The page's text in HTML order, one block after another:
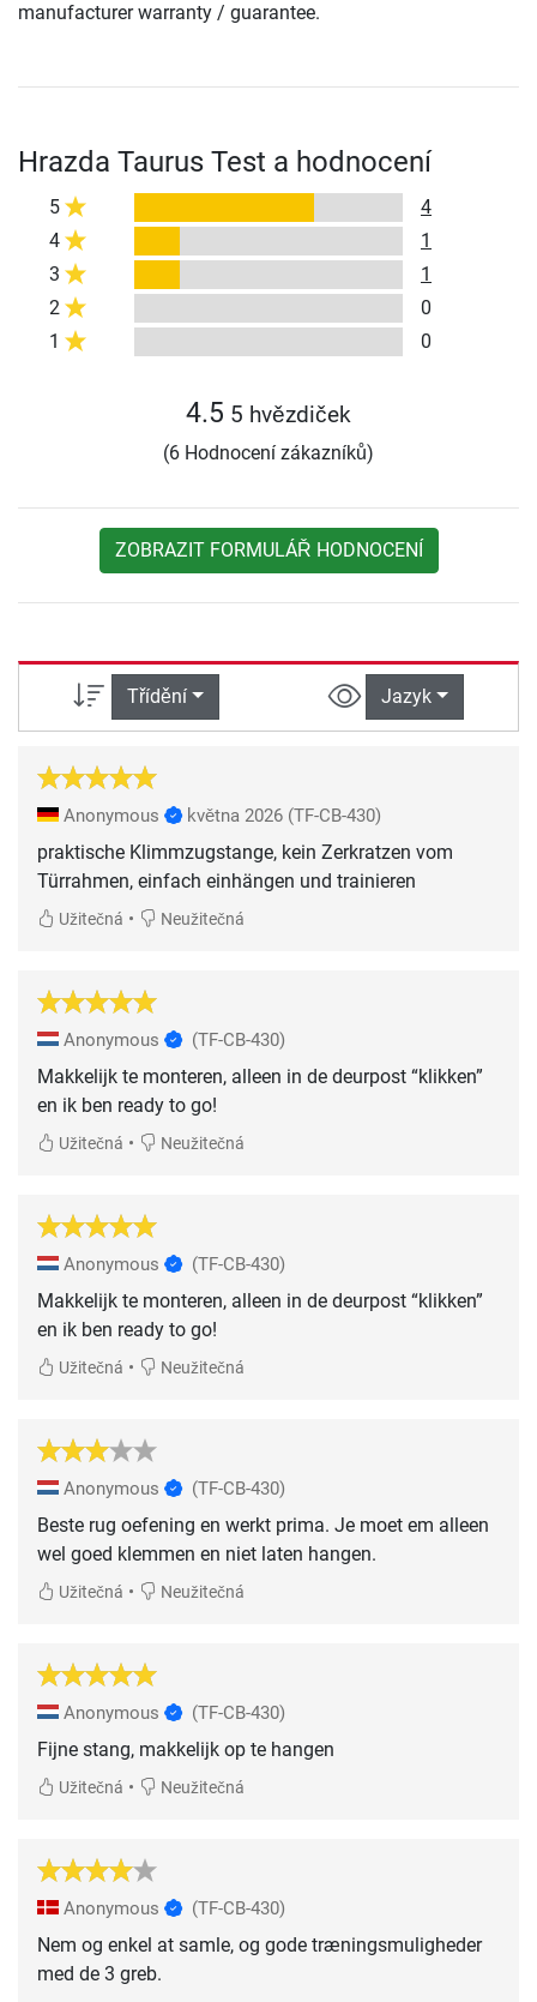
manufacturer warranty / guarantee.
Hrazda Taurus Test a hodnocení
5
4
4
1
3
1
2
0
1
0
4.5 5 hvězdiček
(6 Hodnocení zákazníků)
ZOBRAZIT FORMULÁŘ HODNOCENÍ
Třídění Jazyk
Anonymous května 2026 (TF-CB-430)
praktische Klimmzugstange, kein Zerkratzen vom
Türrahmen, einfach einhängen und trainieren
Užitečná • Neužitečná
Anonymous (TF-CB-430)
Makkelijk te monteren, alleen in de deurpost “klikken”
en ik ben ready to go!
Užitečná • Neužitečná
Anonymous (TF-CB-430)
Makkelijk te monteren, alleen in de deurpost “klikken”
en ik ben ready to go!
Užitečná • Neužitečná
Anonymous (TF-CB-430)
Beste rug oefening en werkt prima. Je moet em alleen
wel goed klemmen en niet laten hangen.
Užitečná • Neužitečná
Anonymous (TF-CB-430)
Fijne stang, makkelijk op te hangen
Užitečná • Neužitečná
Anonymous (TF-CB-430)
Nem og enkel at samle, og gode træningsmuligheder
med de 3 greb.